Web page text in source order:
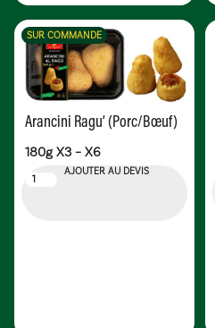
Arancini Ragu’ (Porc/Bœuf)
180g X3 – X6
AJOUTER AU DEVIS
SUR COMMANDE